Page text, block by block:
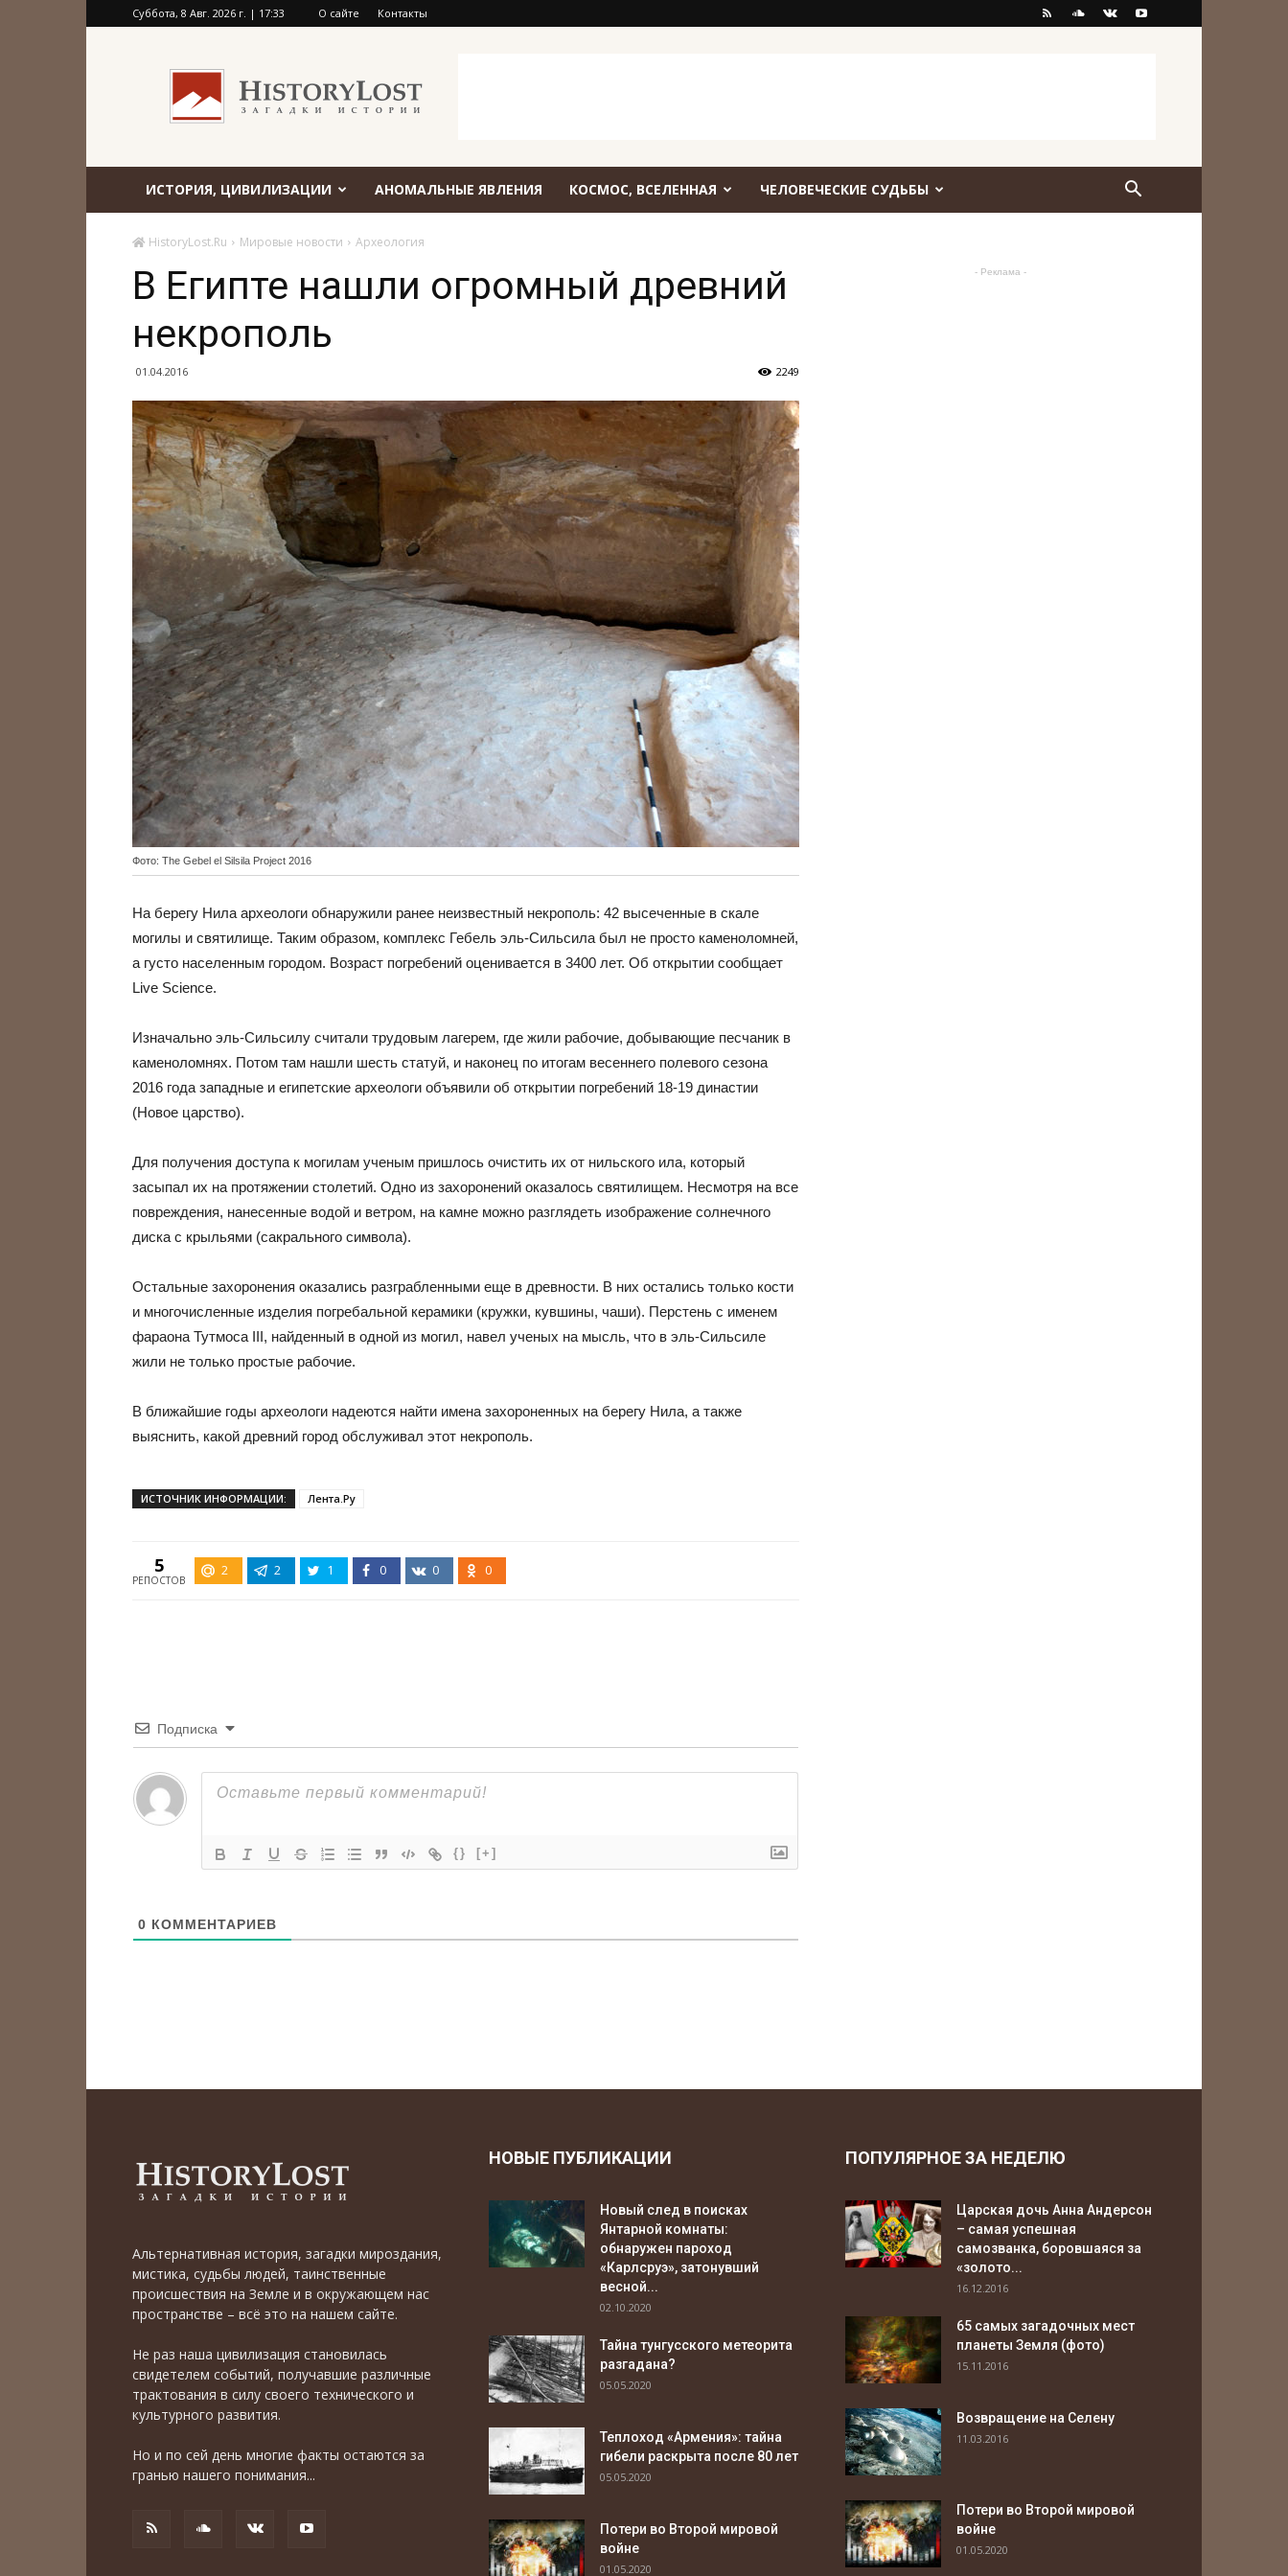
Суббота, 8 Авг. 2026 г. | 17:33 О сайте Контакты
ИСТОРИЯ, ЦИВИЛИЗАЦИИ АНОМАЛЬНЫЕ ЯВЛЕНИЯ КОСМОС, ВСЕЛЕННАЯ ЧЕЛОВЕЧЕСКИЕ СУДЬБЫ
HistoryLost.Ru Мировые новости Археология
В Египте нашли огромный древний
некрополь
01.04.2016 2249
Фото: The Gebel el Silsila Project 2016
На берегу Нила археологи обнаружили ранее неизвестный некрополь: 42 высеченные в скале
могилы и святилище. Таким образом, комплекс Гебель эль-Сильсила был не просто каменоломней,
а густо населенным городом. Возраст погребений оценивается в 3400 лет. Об открытии сообщает
Live Science.
Изначально эль-Сильсилу считали трудовым лагерем, где жили рабочие, добывающие песчаник в
каменоломнях. Потом там нашли шесть статуй, и наконец по итогам весеннего полевого сезона
2016 года западные и египетские археологи объявили об открытии погребений 18-19 династии
(Новое царство).
Для получения доступа к могилам ученым пришлось очистить их от нильского ила, который
засыпал их на протяжении столетий. Одно из захоронений оказалось святилищем. Несмотря на все
повреждения, нанесенные водой и ветром, на камне можно разглядеть изображение солнечного
диска с крыльями (сакрального символа).
Остальные захоронения оказались разграбленными еще в древности. В них остались только кости
и многочисленные изделия погребальной керамики (кружки, кувшины, чаши). Перстень с именем
фараона Тутмоса III, найденный в одной из могил, навел ученых на мысль, что в эль-Сильсиле
жили не только простые рабочие.
В ближайшие годы археологи надеются найти имена захороненных на берегу Нила, а также
выяснить, какой древний город обслуживал этот некрополь.
ИСТОЧНИК ИНФОРМАЦИИ: Лента.Ру
5
РЕПОСТОВ
2 2 1 0 0 0
Подписка
{} [+]
0 КОММЕНТАРИЕВ
- Реклама -
Альтернативная история, загадки мироздания,
мистика, судьбы людей, таинственные
происшествия на Земле и в окружающем нас
пространстве – всё это на нашем сайте.
Не раз наша цивилизация становилась
свидетелем событий, получавшие различные
трактования в силу своего технического и
культурного развития.
Но и по сей день многие факты остаются за
гранью нашего понимания...
НОВЫЕ ПУБЛИКАЦИИ
Новый след в поисках
Янтарной комнаты:
обнаружен пароход
«Карлсруэ», затонувший
весной...
02.10.2020
Тайна тунгусского метеорита
разгадана?
05.05.2020
Теплоход «Армения»: тайна
гибели раскрыта после 80 лет
05.05.2020
Потери во Второй мировой
войне
01.05.2020
ПОПУЛЯРНОЕ ЗА НЕДЕЛЮ
Царская дочь Анна Андерсон
– самая успешная
самозванка, боровшаяся за
«золото...
16.12.2016
65 самых загадочных мест
планеты Земля (фото)
15.11.2016
Возвращение на Селену
11.03.2016
Потери во Второй мировой
войне
01.05.2020